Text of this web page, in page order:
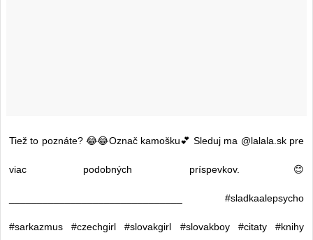
Tiež to poznáte? 😂😂Označ kamošku💕 Sleduj ma @lalala.sk pre
viac podobných príspevkov.😊
_______________________________ #sladkaalepsycho
#sarkazmus #czechgirl #slovakgirl #slovakboy #citaty #knihy